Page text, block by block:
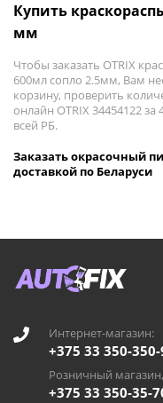
Купить
мм
Чтобы заказать OTRIX
600мл сопло 2.5мм, Вам
корзину, проверить
онлайн OTRIX 34454122 за
всей РБ.
Заказать окрасочный
доставкой по Беларуси
Интернет-магазин:
+375 33 350-350-
Розничный
+375 33 350-35-